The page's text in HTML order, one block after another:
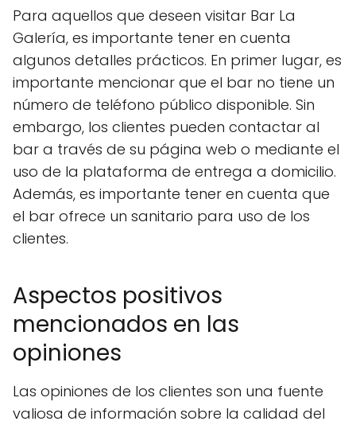
Para aquellos que deseen visitar Bar La
Galería, es importante tener en cuenta
algunos detalles prácticos. En primer lugar, es
importante mencionar que el bar no tiene un
número de teléfono público disponible. Sin
embargo, los clientes pueden contactar al
bar a través de su página web o mediante el
uso de la plataforma de entrega a domicilio.
Además, es importante tener en cuenta que
el bar ofrece un sanitario para uso de los
clientes.
Aspectos positivos
mencionados en las
opiniones
Las opiniones de los clientes son una fuente
valiosa de información sobre la calidad del